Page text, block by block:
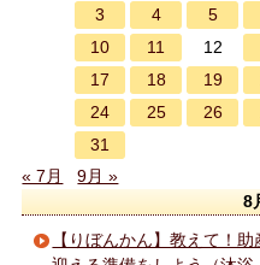
3
4 5
10
11 12
17
18 19
24
25 26
31
« 7月
9月 »
8
【りぼんかん】教えて！